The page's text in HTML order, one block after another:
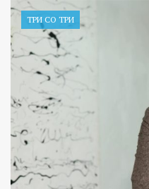
ТРИ СО ТРИ